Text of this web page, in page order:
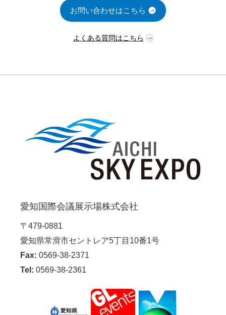
お問い合わせはこちら
よくある質問はこちら
愛知国際会議展示場株式会社
〒479-0881
愛知県常滑市セントレア5丁目10番1号
Fax: 0569-38-2371
Tel: 0569-38-2361